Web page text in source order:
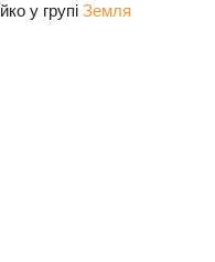
у групі Земля